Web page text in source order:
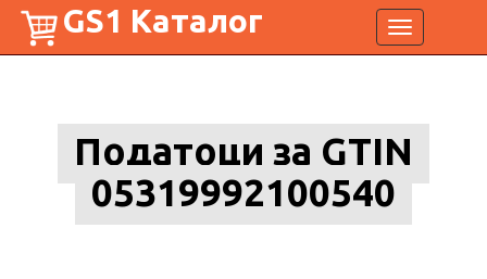
Toggle
navigation
GS1 Каталог
Податоци за GTIN
05319992100540